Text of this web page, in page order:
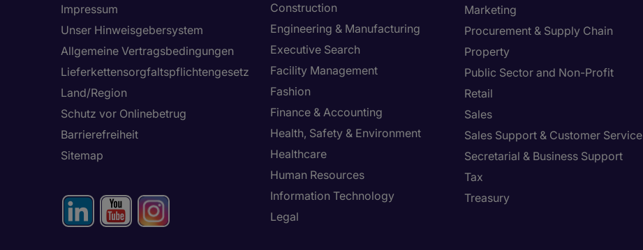
Impressum
Unser Hinweisgebersystem
Allgemeine Vertragsbedingungen
Lieferkettensorgfaltspflichtengesetz
Land/Region
Schutz vor Onlinebetrug
Barrierefreiheit
Sitemap
Construction
Engineering & Manufacturing
Executive Search
Facility Management
Fashion
Finance & Accounting
Health, Safety & Environment
Healthcare
Human Resources
Information Technology
Legal
Marketing
Procurement & Supply Chain
Property
Public Sector and Non-Profit
Retail
Sales
Sales Support & Customer Service
Secretarial & Business Support
Tax
Treasury